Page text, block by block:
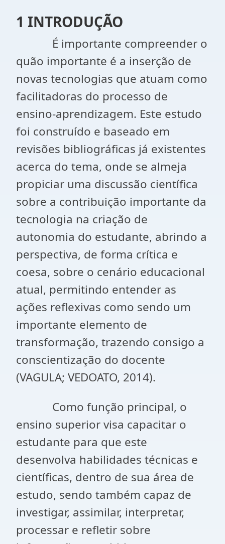
1 INTRODUÇÃO
É importante compreender o
quão importante é a inserção de
novas tecnologias que atuam como
facilitadoras do processo de
ensino-aprendizagem. Este estudo
foi construído e baseado em
revisões bibliográficas já existentes
acerca do tema, onde se almeja
propiciar uma discussão científica
sobre a contribuição importante da
tecnologia na criação de
autonomia do estudante, abrindo a
perspectiva, de forma crítica e
coesa, sobre o cenário educacional
atual, permitindo entender as
ações reflexivas como sendo um
importante elemento de
transformação, trazendo consigo a
conscientização do docente
(VAGULA; VEDOATO, 2014).
Como função principal, o
ensino superior visa capacitar o
estudante para que este
desenvolva habilidades técnicas e
científicas, dentro de sua área de
estudo, sendo também capaz de
investigar, assimilar, interpretar,
processar e refletir sobre